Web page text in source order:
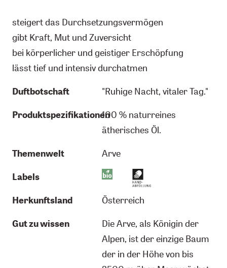
steigert das Durchsetzungsvermögen
gibt Kraft, Mut und Zuversicht
bei körperlicher und geistiger Erschöpfung
lässt tief und intensiv durchatmen
Duftbotschaft
"Ruhige Nacht, vitaler Tag."
Produktspezifikationen100 % naturreines
ätherisches Öl.
Themenwelt
Arve
Labels
Herkunftsland
Österreich
Gut zu wissen
Die Arve, als Königin der
Alpen, ist der einzige Baum
der in der Höhe von bis